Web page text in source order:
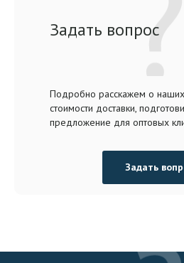
Задать вопрос
Подробно расскажем о
стоимости доставки,
предложение для оптовых
Задать